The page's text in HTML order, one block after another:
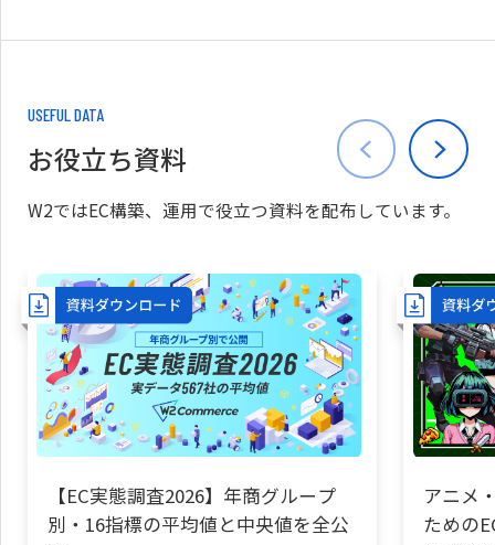
USEFUL DATA
お役立ち資料
W2ではEC構築、運用で役立つ資料を配布しています。
【EC実態調査2026】年商グループ
別・16指標の平均値と中央値を全公
アニメ
ための